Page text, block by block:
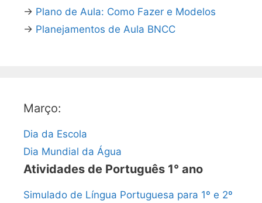
→ Plano de Aula: Como Fazer e Modelos
→ Planejamentos de Aula BNCC
Março:
Dia da Escola
Dia Mundial da Água
Atividades de Português 1° ano
Simulado de Língua Portuguesa para 1º e 2º